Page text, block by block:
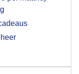
hebt gegeven,
browser waarin